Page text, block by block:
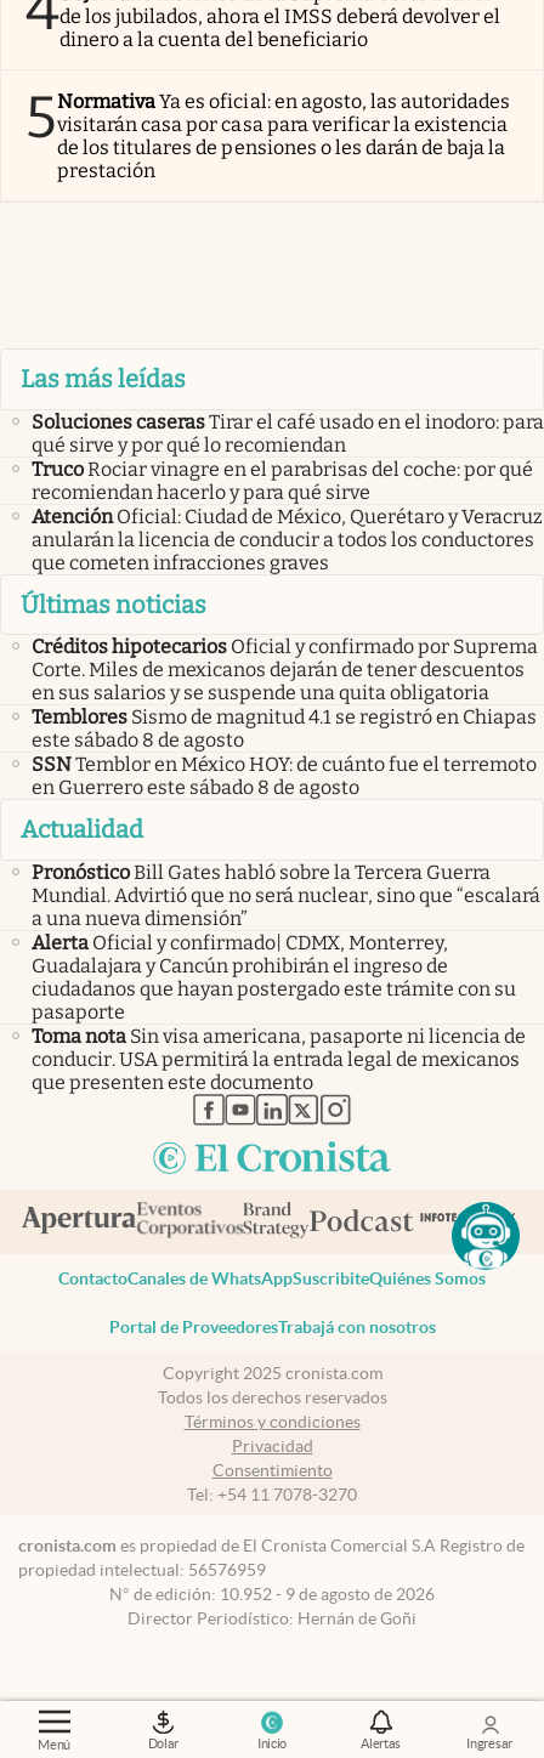
Menú Dolar Inicio Alertas Ingresar
de los jubilados, ahora el IMSS deberá devolver el
dinero a la cuenta del beneficiario
5NormativaYa es oficial: en agosto, las autoridades
visitarán casa por casa para verificar la existencia
de los titulares de pensiones o les darán de baja la
prestación
Las más leídas
Soluciones caserasTirar el café usado en el inodoro: para
qué sirve y por qué lo recomiendan
TrucoRociar vinagre en el parabrisas del coche: por qué
recomiendan hacerlo y para qué sirve
Atención Oficial: Ciudad de México, Querétaro y Veracruz
anularán la licencia de conducir a todos los conductores
que cometen infracciones graves
Últimas noticias
Créditos hipotecarios Oficial y confirmado por Suprema
Corte. Miles de mexicanos dejarán de tener descuentos
en sus salarios y se suspende una quita obligatoria
Temblores Sismo de magnitud 4.1 se registró en Chiapas
este sábado 8 de agosto
SSNTemblor en México HOY: de cuánto fue el terremoto
en Guerrero este sábado 8 de agosto
Actualidad
PronósticoBill Gates habló sobre la Tercera Guerra
Mundial. Advirtió que no será nuclear, sino que “escalará
a una nueva dimensión”
Alerta Oficial y confirmado| CDMX, Monterrey,
Guadalajara y Cancún prohibirán el ingreso de
ciudadanos que hayan postergado este trámite con su
pasaporte
Toma nota Sin visa americana, pasaporte ni licencia de
conducir. USA permitirá la entrada legal de mexicanos
que presenten este documento
abre en nueva pestaña
abre en nueva pestaña
abre en nueva pestaña
abre en nueva pestaña
abre en nueva pestaña
ContactoCanales de WhatsAppSuscribiteQuiénes Somos
Portal de ProveedoresTrabajá con nosotros
Copyright 2025 cronista.com
Todos los derechos reservados
Términos y condiciones
Privacidad
Consentimiento
Tel: +54 11 7078-3270
cronista.com es propiedad de El Cronista Comercial S.A Registro de
propiedad intelectual: 56576959
N° de edición: 10.952 - 9 de agosto de 2026
Director Periodístico: Hernán de Goñi